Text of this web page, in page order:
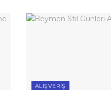
ALIŞVERIŞ